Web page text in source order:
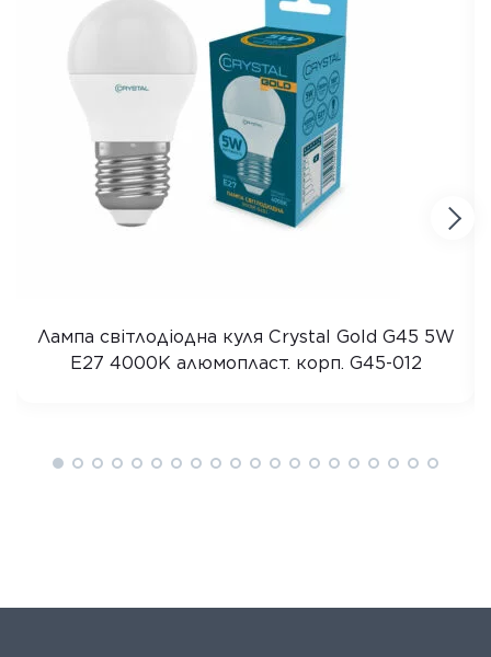
Лампа світлодіодна куля Crystal Gold G45 5W
E27 4000K алюмопласт. корп. G45-012